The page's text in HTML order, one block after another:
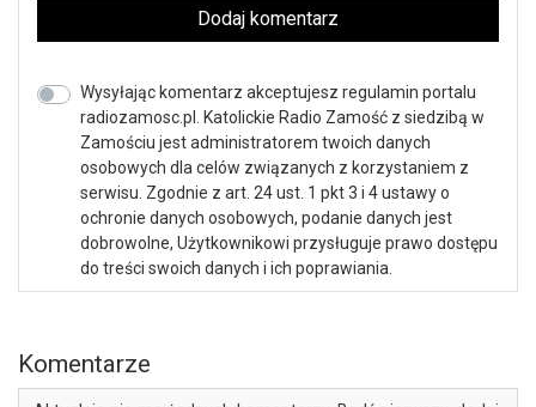
Dodaj komentarz
Wysyłając komentarz akceptujesz regulamin portalu
radiozamosc.pl. Katolickie Radio Zamość z siedzibą w
Zamościu jest administratorem twoich danych
osobowych dla celów związanych z korzystaniem z
serwisu. Zgodnie z art. 24 ust. 1 pkt 3 i 4 ustawy o
ochronie danych osobowych, podanie danych jest
dobrowolne, Użytkownikowi przysługuje prawo dostępu
do treści swoich danych i ich poprawiania.
Komentarze